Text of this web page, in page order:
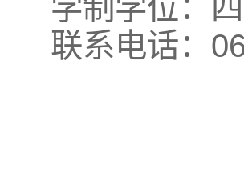
学制学位：
联系电话：